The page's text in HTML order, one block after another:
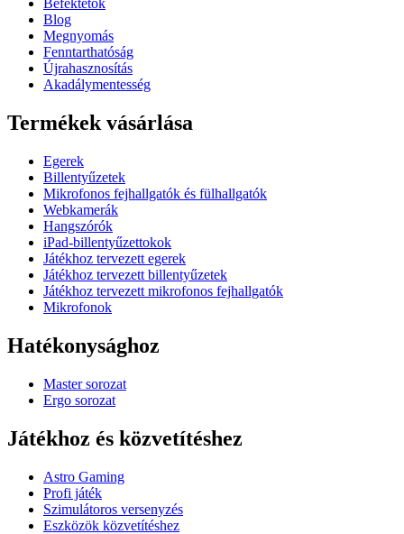
Befektetők
Blog
Megnyomás
Fenntarthatóság
Újrahasznosítás
Akadálymentesség
Termékek vásárlása
Egerek
Billentyűzetek
Mikrofonos fejhallgatók és fülhallgatók
Webkamerák
Hangszórók
iPad-billentyűzettokok
Játékhoz tervezett egerek
Játékhoz tervezett billentyűzetek
Játékhoz tervezett mikrofonos fejhallgatók
Mikrofonok
Hatékonysághoz
Master sorozat
Ergo sorozat
Játékhoz és közvetítéshez
Astro Gaming
Profi játék
Szimulátoros versenyzés
Eszközök közvetítéshez